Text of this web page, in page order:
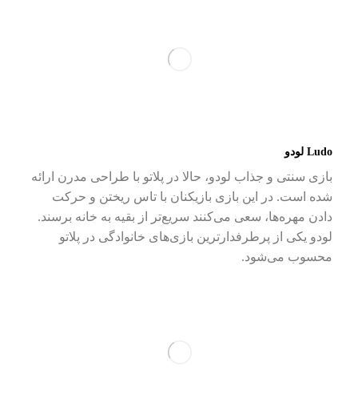
Ludo لودو
بازی سنتی و جذاب لودو، حالا در پلاتو با طراحی مدرن ارائه
شده است. در این بازی بازیکنان با تاس ریختن و حرکت
دادن مهره‌ها، سعی می‌کنند سریع‌تر از بقیه به خانه برسند.
لودو یکی از پرطرفدارترین بازی‌های خانوادگی در پلاتو
محسوب می‌شود.